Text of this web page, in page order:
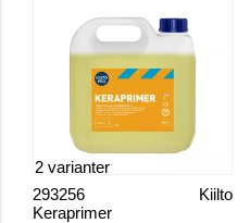
Keraprimer
Kiilto
293256
2 varianter